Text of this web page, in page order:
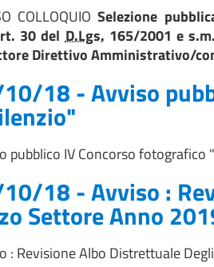
COLLOQUIOSelezione
30 delD.Lgs. 165/2001 e
Direttivo Amministrativo/
18 - Avviso
pubblico IV Concorso fotografico
18 - Avviso :
Settore Anno
: Revisione Albo Distrettuale